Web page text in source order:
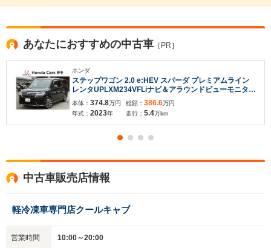
あなたにおすすめの中古車 ［PR］
ホンダ
ステップワゴン 2.0 e:HEV スパーダ プレミアムライン
レンタUPLXM234VFLiナビ＆アラウンドビューモニター
＆フルセグ＆CD/DVD再生＆Bluetooth接続＆オートリト
ラミラー＆純正フロントドライブレコーダー＆ETC2.0
本体： 374.8万円
年式： 2023年
総額： 386.6万円
走行： 5.4万km
中古車販売店情報
軽冷凍車専門店クールキャブ
営業時間 10:00～20:00
※保存された情報は90日で破棄されます